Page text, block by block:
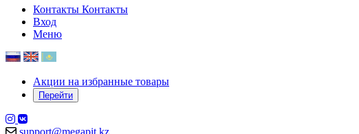
Контакты Контакты
Вход
Меню
Акции на избранные товары
Перейти
support@megapit.kz